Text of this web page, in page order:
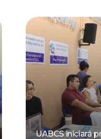
UABCS iniciará